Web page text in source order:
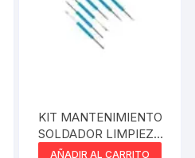
KIT MANTENIMIENTO
SOLDADOR LIMPIEZA
X6
AÑADIR AL CARRITO